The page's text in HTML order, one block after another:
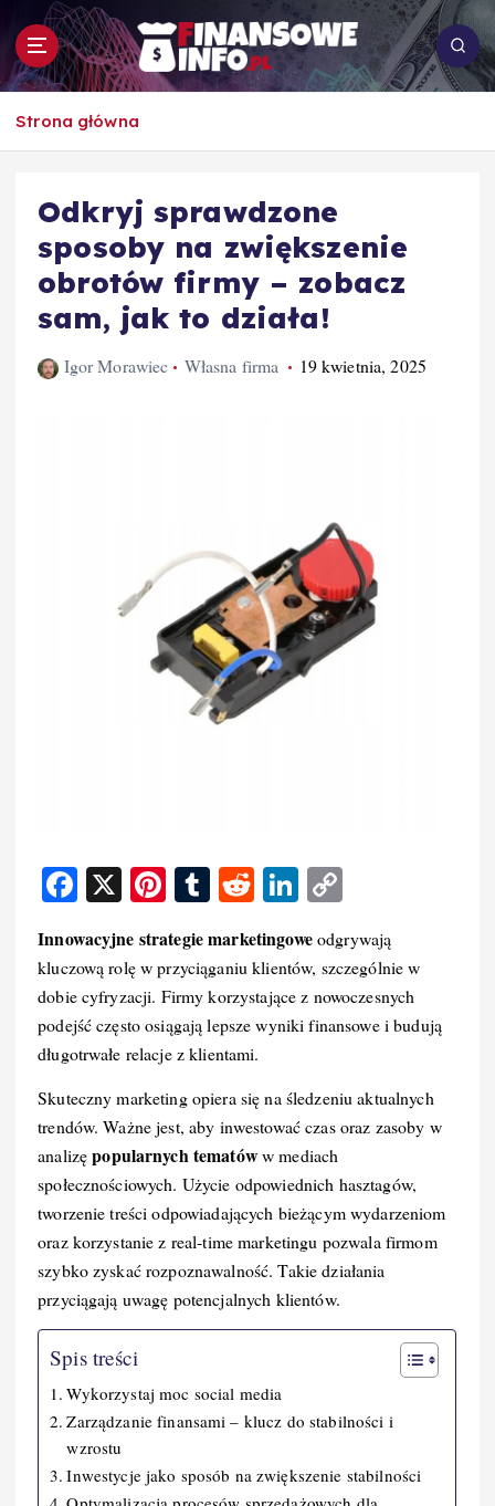
p
To i owo o rachunkowości, pracy, biznesie i
Strona główna
Odkryj sprawdzone
sposoby na zwiększenie
obrotów firmy – zobacz
sam, jak to działa!
Igor Morawiec Własna firma 19 kwietnia, 2025
F
c
e
b
o
o
k
X
Pi
er
e
st
T
m
bl
r
R
d
di
t
Li
k
e
d
n
p
y
Li
k
Innowacyjne strategie marketingoweodgrywają
kluczową rolę w przyciąganiu klientów, szczególnie w
dobie cyfryzacji. Firmy korzystające z nowoczesnych
podejść często osiągają lepsze wyniki finansowe i budują
długotrwałe relacje z klientami.
Skuteczny marketing opiera się na śledzeniu aktualnych
trendów. Ważne jest, aby inwestować czas oraz zasoby w
analizępopularnych tematóww mediach
społecznościowych. Użycie odpowiednich hasztagów,
tworzenie treści odpowiadających bieżącym wydarzeniom
oraz korzystanie z real-time marketingu pozwala firmom
szybko zyskać rozpoznawalność. Takie działania
przyciągają uwagę potencjalnych klientów.
Spis treści
Wykorzystaj moc social media
Zarządzanie finansami – klucz do stabilności i
wzrostu
Inwestycje jako sposób na zwiększenie stabilności